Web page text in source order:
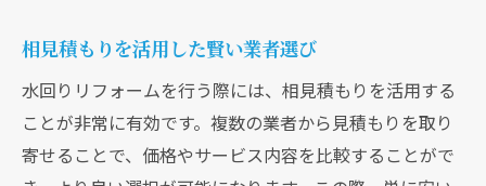
相見積もりを活用した賢い業者選び
水回りリフォームを行う際には、相見積もりを活用する
ことが非常に有効です。複数の業者から見積もりを取り
寄せることで、価格やサービス内容を比較することがで
現在、新聞に入っている折込チラシです。
現在、新聞に入っている折込チラシです。